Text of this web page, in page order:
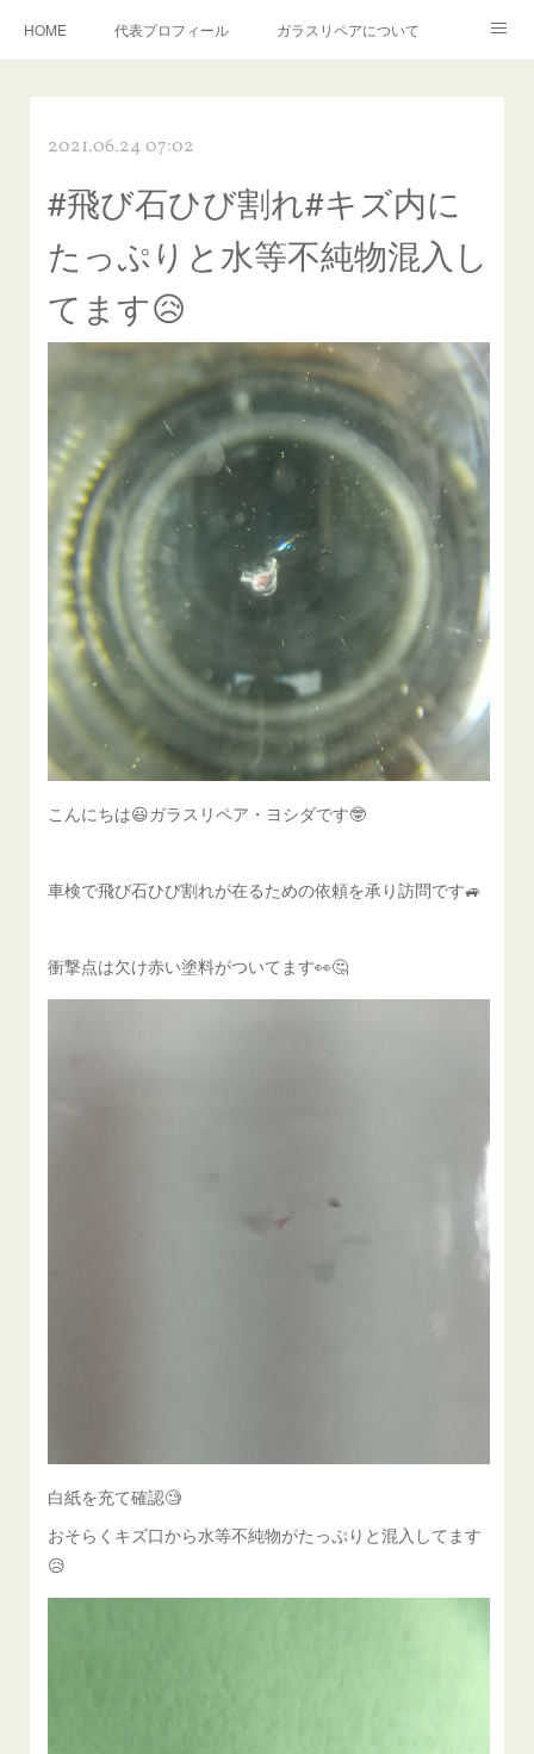
HOME 代表プロフィール ガラスリペアについて
飛び石施工料金について ガラスキズ取り/研磨・磨き・鱗取り
当店へのアクセス 建築ガラスキズ取り・研磨・磨き
【プロ使用】フッ素系ガラストリートメント『アクアペル』
当店の良心的価格の理由について
欧州車モールの白サビやシミを落とす！
飛び石ひび割れでヒビ先が伸びた場合は？
2021.06.24 07:02
#飛び石ひび割れ#キズ内に
たっぷりと水等不純物混入し
てます😥
こんにちは😃ガラスリペア・ヨシダです🤓
車検で飛び石ひび割れが在るための依頼を承り訪問です🚙
衝撃点は欠け赤い塗料がついてます👀🤔
白紙を充て確認🧐
おそらくキズ口から水等不純物がたっぷりと混入してます
😥